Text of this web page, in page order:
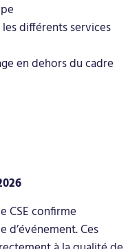
différents services
en dehors du cadre
CSE confirme
d’événement. Ces